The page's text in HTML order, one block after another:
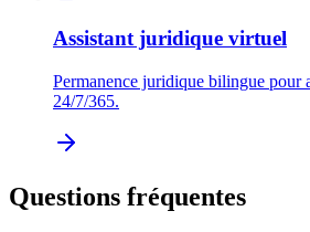
Assistant juridique virtuel
Permanence juridique bilingue pour
24/7/365.
Questions fréquentes